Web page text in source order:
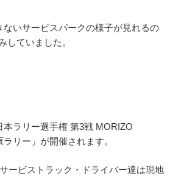
ないサービスパークの様子が見れるの
していました。
ラリー選手権 第3戦 MORIZO
リー」が開催されます。
ービストラック・ドライバー達は現地